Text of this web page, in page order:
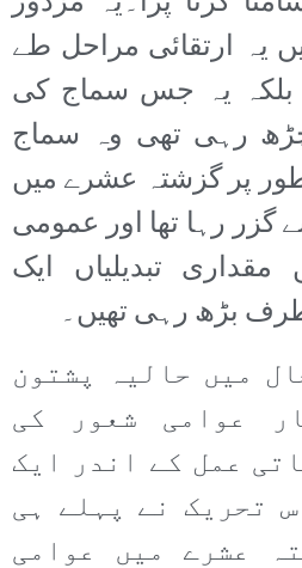
یہ ارتقائی مراحل طے
بلکہ یہ جس سماج کی
رہی تھی وہ سماج
پر گزشتہ عشرے میں
گزر رہا تھا اور عمومی
تبدیلیاں ایک
بڑھ رہی تھیں۔
میں حالیہ پشتون
عوامی شعور کی
عمل کے اندر ایک
تحریک نے پہلے ہی
عشرے میں عوامی